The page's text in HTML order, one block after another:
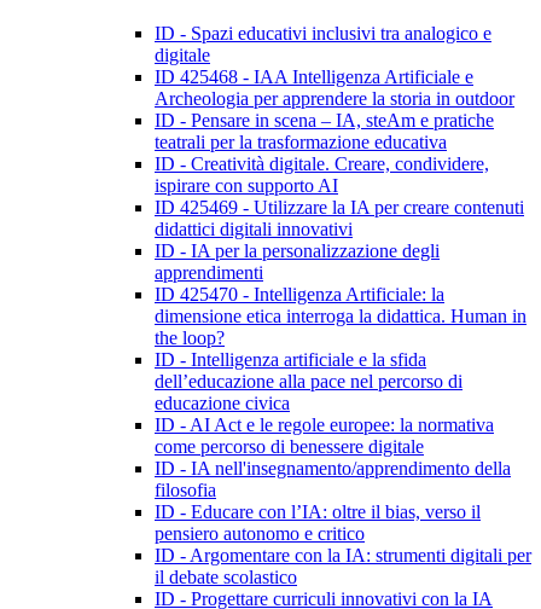
ID - Spazi educativi inclusivi tra analogico e
digitale
ID 425468 - IAA Intelligenza Artificiale e
Archeologia per apprendere la storia in outdoor
ID - Pensare in scena – IA, steAm e pratiche
teatrali per la trasformazione educativa
ID - Creatività digitale. Creare, condividere,
ispirare con supporto AI
ID 425469 - Utilizzare la IA per creare contenuti
didattici digitali innovativi
ID - IA per la personalizzazione degli
apprendimenti
ID 425470 - Intelligenza Artificiale: la
dimensione etica interroga la didattica. Human in
the loop?
ID - Intelligenza artificiale e la sfida
dell’educazione alla pace nel percorso di
educazione civica
ID - AI Act e le regole europee: la normativa
come percorso di benessere digitale
ID - IA nell'insegnamento/apprendimento della
filosofia
ID - Educare con l’IA: oltre il bias, verso il
pensiero autonomo e critico
ID - Argomentare con la IA: strumenti digitali per
il debate scolastico
ID - Progettare curriculi innovativi con la IA